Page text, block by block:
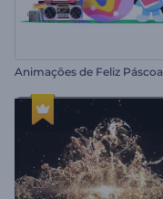
Animações de Feliz Páscoa